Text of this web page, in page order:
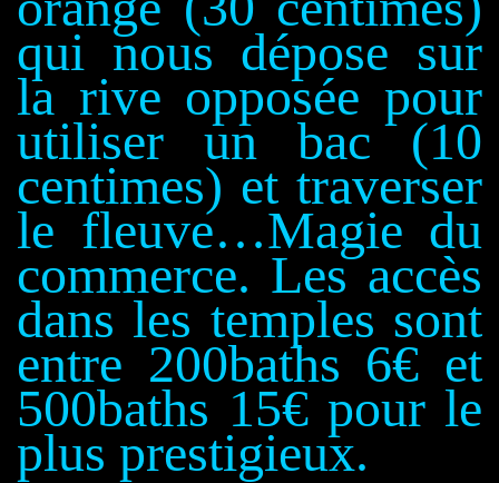
qui nous dépose sur
la rive opposée pour
utiliser un bac (10
centimes) et traverser
le fleuve…Magie du
commerce. Les accès
dans les temples sont
entre 200baths 6€ et
500baths 15€ pour le
plus prestigieux.